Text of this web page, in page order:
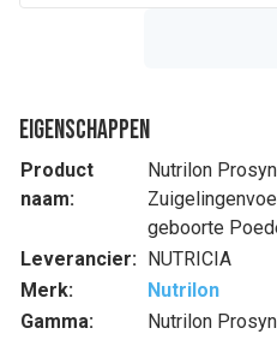
Eigenschappen
Product
naam:
Nutrilon
geboorte
Leverancier: NUTRICIA
Merk:
Nutrilon
Gamma:
Nutrilon